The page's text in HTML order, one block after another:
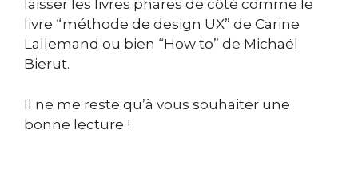
laisser les livres phares de côté comme le
livre “méthode de design UX” de Carine
Lallemand ou bien “How to” de Michaël
Bierut.
Il ne me reste qu’à vous souhaiter une
bonne lecture !